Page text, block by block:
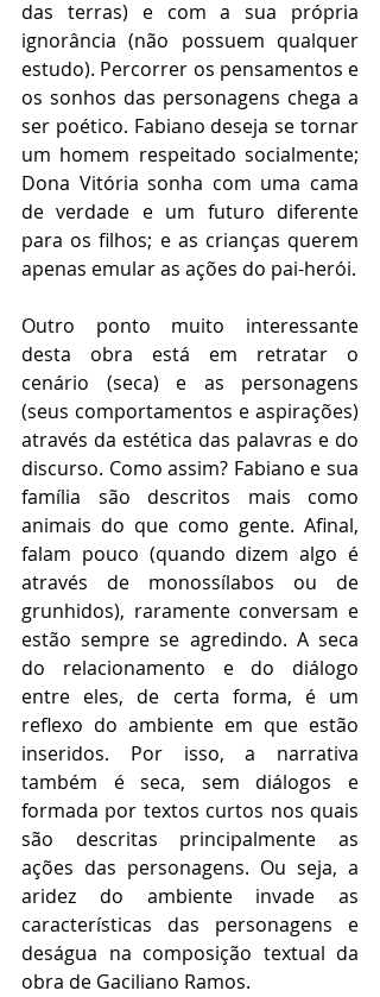
das terras) e com a sua própria
ignorância (não possuem qualquer
estudo). Percorrer os pensamentos e
os sonhos das personagens chega a
ser poético. Fabiano deseja se tornar
um homem respeitado socialmente;
Dona Vitória sonha com uma cama
de verdade e um futuro diferente
para os filhos; e as crianças querem
apenas emular as ações do pai-herói.
Outro ponto muito interessante
desta obra está em retratar o
cenário (seca) e as personagens
(seus comportamentos e aspirações)
através da estética das palavras e do
discurso. Como assim? Fabiano e sua
família são descritos mais como
animais do que como gente. Afinal,
falam pouco (quando dizem algo é
através de monossílabos ou de
grunhidos), raramente conversam e
estão sempre se agredindo. A seca
do relacionamento e do diálogo
entre eles, de certa forma, é um
reflexo do ambiente em que estão
inseridos. Por isso, a narrativa
também é seca, sem diálogos e
formada por textos curtos nos quais
são descritas principalmente as
ações das personagens. Ou seja, a
aridez do ambiente invade as
características das personagens e
deságua na composição textual da
obra de Gaciliano Ramos.